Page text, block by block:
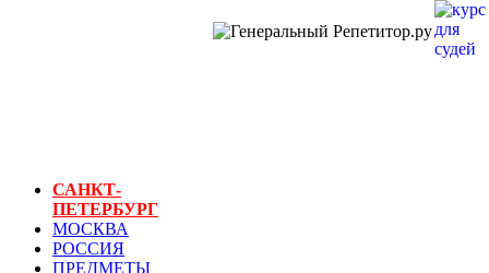
САНКТ-
ПЕТЕРБУРГ
МОСКВА
РОССИЯ
ПРЕДМЕТЫ